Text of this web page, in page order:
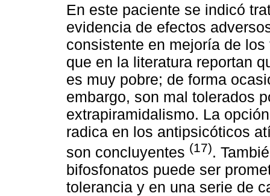
En este paciente se indicó
evidencia de efectos
consistente en mejoría de
que en la literatura reportan
es muy pobre; de forma
embargo, son mal tolerados
extrapiramidalismo. La
radica en los antipsicóticos
son concluyentes (17).
bifosfonatos puede ser
tolerancia y en una serie de